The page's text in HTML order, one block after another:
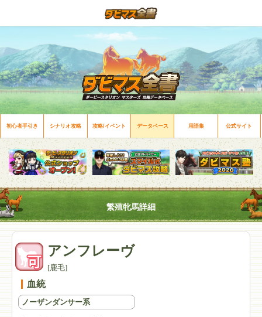
初心者手引き シナリオ攻略 攻略/イベント データベース 用語集 公式サイト
繁殖牝馬詳細
アンフレーヴ
[鹿毛]
血統
ノーザンダンサー系